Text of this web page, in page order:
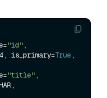
"id" ,
is_primary=True,
"title" ,